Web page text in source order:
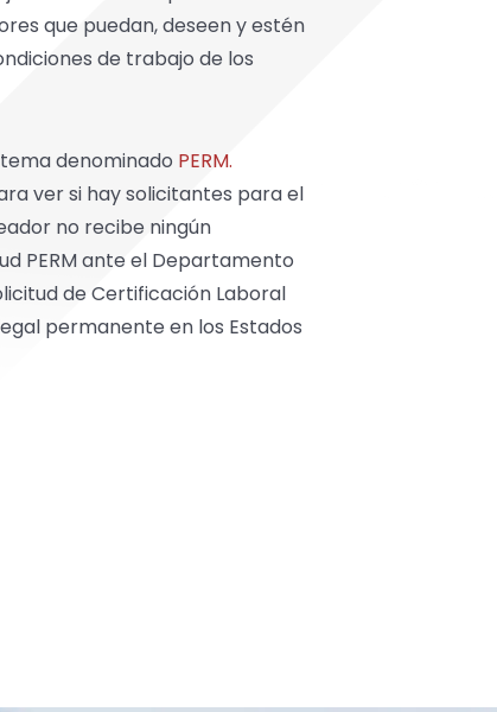
que puedan, deseen y estén
de trabajo de los
denominado PERM.
ver si hay solicitantes para el
no recibe ningún
PERM ante el Departamento
de Certificación Laboral
permanente en los Estados